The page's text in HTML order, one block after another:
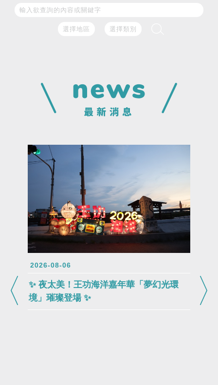
2026-08-06
✨ 夜太美！王功海洋嘉年華「夢幻光環
境」璀璨登場 ✨